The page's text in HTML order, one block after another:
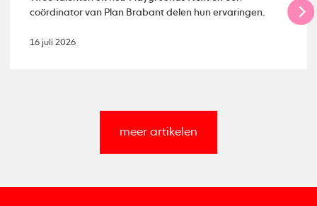
coördinator van Plan Brabant delen hun ervaringen.
16 juli 2026
meer artikelen